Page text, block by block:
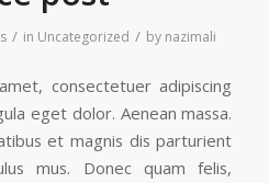
/ in Uncategorized / by nazimali
consectetuer adipiscing
eget dolor. Aenean massa.
et magnis dis parturient
mus. Donec quam felis,